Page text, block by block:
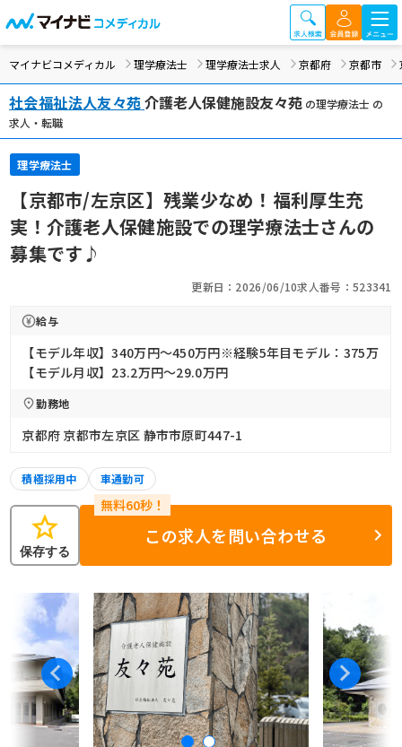
マイナビコメディカル 理学療法士 理学療法士求人 京都府 京都市
社会福祉法人友々苑介護老人保健施設友々苑 の理学療法士 の
求人・転職
理学療法士
【京都市/左京区】残業少なめ！福利厚生充
実！介護老人保健施設での理学療法士さんの
募集です♪
更新日：2026/06/10求人番号：523341
給与
【モデル年収】340万円〜450万円※経験5年目モデル：375万
【モデル月収】23.2万円〜29.0万円
勤務地
京都府 京都市左京区 静市市原町447-1
積極採用中 車通勤可
star
保存する
この求人を問い合わせる